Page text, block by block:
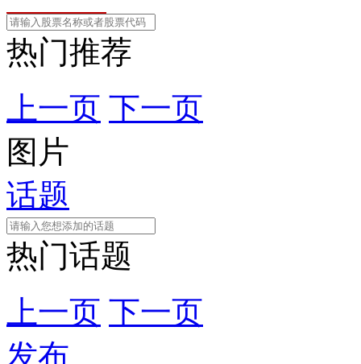
热门推荐
上一页 下一页
图片
话题
热门话题
上一页 下一页
发布